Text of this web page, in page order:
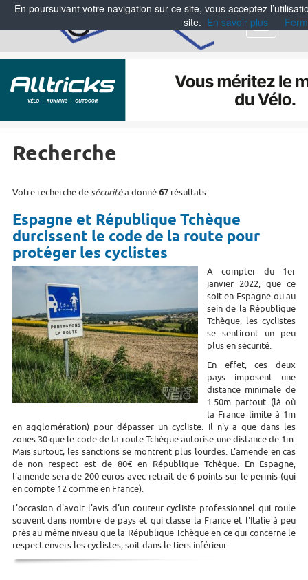
Menu
Recherche
Votre recherche desécuritéa donné67résultats.
Espagne et République Tchèque
durcissent le code de la route pour
protéger les cyclistes
A compter du 1er
janvier 2022, que ce
soit en Espagne ou au
sein de la République
Tchèque, les cyclistes
se sentiront un peu
plus en sécurité.
En effet, ces deux
pays imposent une
distance minimale de
1.50m partout (là où
la France limite à 1m
en agglomération) pour dépasser un cycliste. Il n'y a que dans les
zones 30 que le code de la route Tchèque autorise une distance de 1m.
Mais surtout, les sanctions se montrent plus lourdes. L'amende en cas
de non respect est de 80€ en République Tchèque. En Espagne,
l'amende sera de 200 euros avec retrait de 6 points sur le permis (qui
en compte 12 comme en France).
L'occasion d'avoir l'avis d'un coureur cycliste professionnel qui roule
souvent dans nombre de pays et qui classe la France et l'Italie à peu
près au même niveau que la République Tchèque en ce qui concerne le
respect envers les cyclistes, soit dans le tiers inférieur.
En poursuivant votre navigation sur ce site, vous acceptez
site. En savoir plus